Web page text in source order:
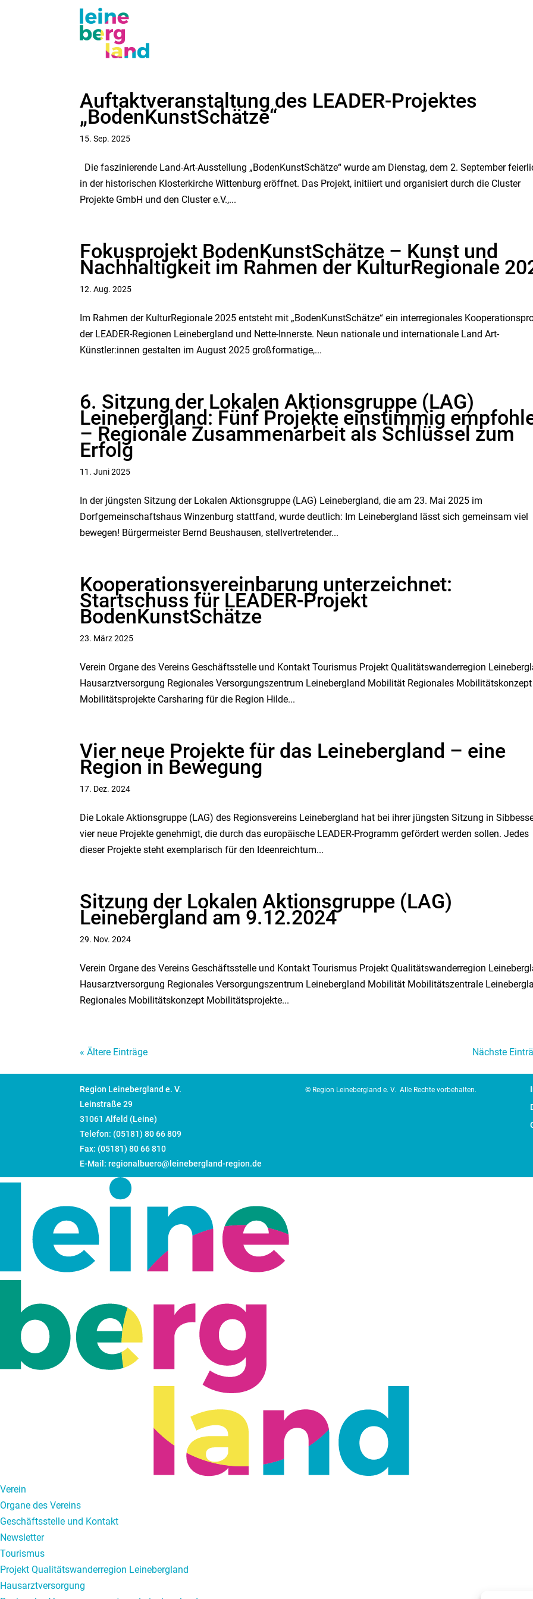
Auftaktveranstaltung des LEADER-Projektes
„BodenKunstSchätze“
15. Sep. 2025
Die faszinierende Land-Art-Ausstellung „BodenKunstSchätze“ wurde am Dienstag, dem 2. September
in der historischen Klosterkirche Wittenburg eröffnet. Das Projekt, initiiert und organisiert durch die Cluster
Projekte GmbH und den Cluster e.V.,...
Fokusprojekt BodenKunstSchätze – Kunst und
Nachhaltigkeit im Rahmen der KulturRegionale
12. Aug. 2025
Im Rahmen der KulturRegionale 2025 entsteht mit „BodenKunstSchätze“ ein interregionales
der LEADER-Regionen Leinebergland und Nette-Innerste. Neun nationale und internationale Land Art-
Künstler:innen gestalten im August 2025 großformatige,...
6. Sitzung der Lokalen Aktionsgruppe (LAG)
Leinebergland: Fünf Projekte einstimmig
– Regionale Zusammenarbeit als Schlüssel zum
Erfolg
11. Juni 2025
In der jüngsten Sitzung der Lokalen Aktionsgruppe (LAG) Leinebergland, die am 23. Mai 2025 im
Dorfgemeinschaftshaus Winzenburg stattfand, wurde deutlich: Im Leinebergland lässt sich gemeinsam viel
bewegen! Bürgermeister Bernd Beushausen, stellvertretender...
Kooperationsvereinbarung unterzeichnet:
Startschuss für LEADER-Projekt
BodenKunstSchätze
23. März 2025
Verein Organe des Vereins Geschäftsstelle und Kontakt Tourismus Projekt Qualitätswanderregion
Hausarztversorgung Regionales Versorgungszentrum Leinebergland Mobilität Regionales Mobilitätskonzept
Mobilitätsprojekte Carsharing für die Region Hilde...
Vier neue Projekte für das Leinebergland – eine
Region in Bewegung
17. Dez. 2024
Die Lokale Aktionsgruppe (LAG) des Regionsvereins Leinebergland hat bei ihrer jüngsten Sitzung in
vier neue Projekte genehmigt, die durch das europäische LEADER-Programm gefördert werden sollen. Jedes
dieser Projekte steht exemplarisch für den Ideenreichtum...
Sitzung der Lokalen Aktionsgruppe (LAG)
Leinebergland am 9.12.2024
29. Nov. 2024
Verein Organe des Vereins Geschäftsstelle und Kontakt Tourismus Projekt Qualitätswanderregion
Hausarztversorgung Regionales Versorgungszentrum Leinebergland Mobilität Mobilitätszentrale
Regionales Mobilitätskonzept Mobilitätsprojekte...
« Ältere Einträge Nächste
Region Leinebergland e. V.
Leinstraße 29
31061 Alfeld (Leine)
Telefon: (05181) 80 66 809
Fax: (05181) 80 66 810
E-Mail: regionalbuero@leinebergland-region.de
© Region Leinebergland e. V. Alle Rechte vorbehalten.
Verein
Organe des Vereins
Geschäftsstelle und Kontakt
Newsletter
Tourismus
Projekt Qualitätswanderregion Leinebergland
Hausarztversorgung